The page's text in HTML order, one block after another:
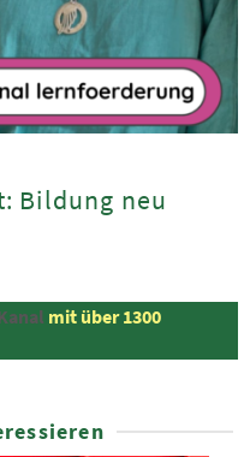
Bildung neu
mit über 1300